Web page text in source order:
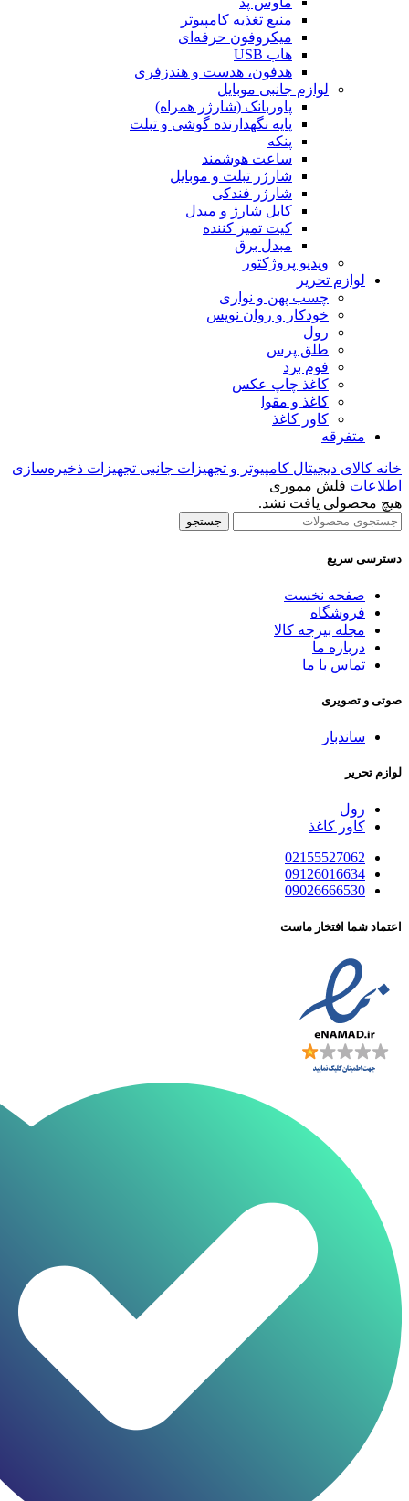
منبع تغذیه کامپیوتر
میکروفون حرفه‌ای
هاب USB
هدفون، هدست و هندزفری
لوازم جانبی موبایل
پاوربانک (شارژر همراه)
پایه نگهدارنده گوشی و تبلت
پنکه
ساعت هوشمند
شارژر تبلت و موبایل
شارژر فندکی
کابل شارژ و مبدل
کیت تمیز کننده
مبدل برق
ویدیو پروژکتور
لوازم تحریر
چسب پهن و نواری
خودکار و روان نویس
رول
طلق پرس
فوم برد
کاغذ چاپ عکس
کاغذ و مقوا
کاور کاغذ
متفرقه
خانه کالای دیجیتال کامپیوتر و تجهیزات جانبی تجهیزات ذخیره‌سازی
اطلاعات فلش مموری
هیچ محصولی یافت نشد.
جستجو
دسترسی سریع
صفحه نخست
فروشگاه
مجله بیرجه کالا
درباره ما
تماس با ما
صوتی و تصویری
ساندبار
لوازم تحریر
رول
کاور کاغذ
02155527062
09126016634
09026666530
اعتماد شما افتخار ماست